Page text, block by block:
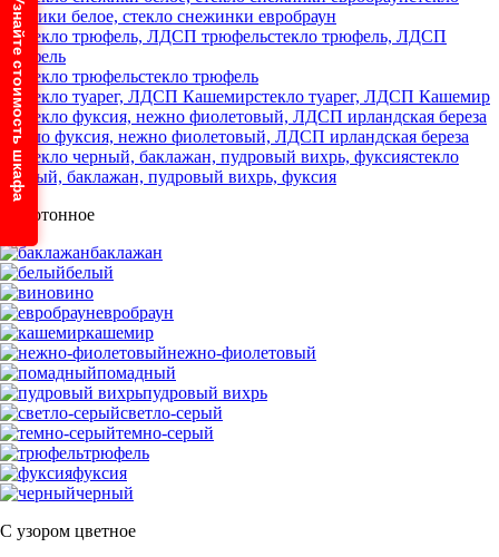
снежики белое, стекло снежинки евробраун
стекло трюфель, ЛДСП
трюфель
стекло трюфель
стекло туарег, ЛДСП Кашемир
стекло фуксия, нежно фиолетовый, ЛДСП ирландская береза
стекло
черный, баклажан, пудровый вихрь, фуксия
Однотонное
баклажан
белый
вино
евробраун
кашемир
нежно-фиолетовый
помадный
пудровый вихрь
светло-серый
темно-серый
трюфель
фуксия
черный
С узором цветное
Узнайте стоимость шкафа